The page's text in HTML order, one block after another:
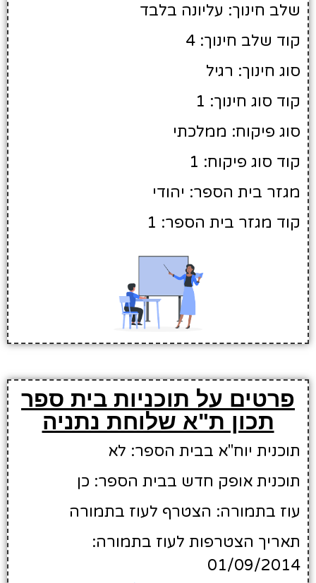
שלב חינוך: עליונה בלבד
קוד שלב חינוך: 4
סוג חינוך: רגיל
קוד סוג חינוך: 1
סוג פיקוח: ממלכתי
קוד סוג פיקוח: 1
מגזר בית הספר: יהודי
קוד מגזר בית הספר: 1
פרטים על תוכניות בית ספר
תכון ת"א שלוחת נתניה
תוכנית יוח"א בבית הספר: לא
תוכנית אופק חדש בבית הספר: כן
עוז בתמורה: הצטרף לעוז בתמורה
תאריך הצטרפות לעוז בתמורה:
01/09/2014